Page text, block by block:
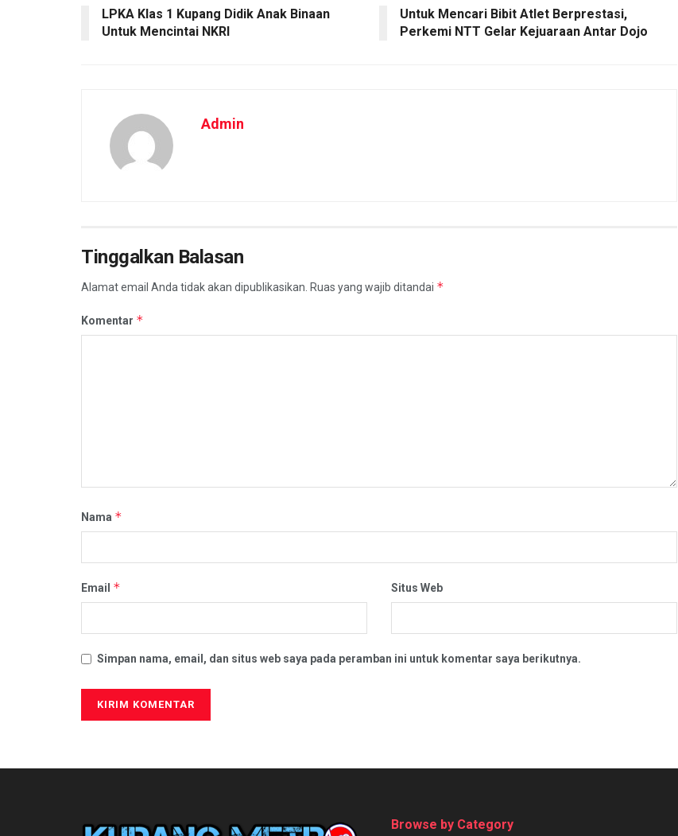
LPKA Klas 1 Kupang Didik Anak Binaan
Untuk Mencintai NKRI
Untuk Mencari Bibit Atlet Berprestasi,
Perkemi NTT Gelar Kejuaraan Antar Dojo
Admin
Tinggalkan Balasan
Alamat email Anda tidak akan dipublikasikan. Ruas yang wajib ditandai *
Komentar *
Nama *
Email * Situs Web
Simpan nama, email, dan situs web saya pada peramban ini untuk komentar saya berikutnya.
Browse by Category